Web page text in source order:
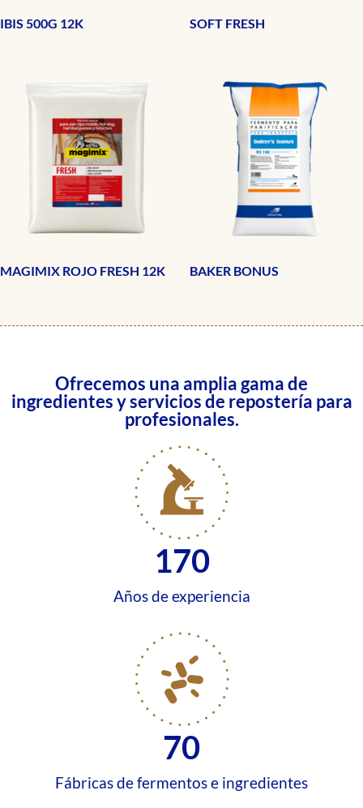
IBIS 500G 12K SOFT FRESH
MAGIMIX ROJO FRESH 12K BAKER BONUS
Ofrecemos una amplia gama de
ingredientes y servicios de repostería para
profesionales.
Años de experiencia
170
Fábricas de fermentos e ingredientes
70